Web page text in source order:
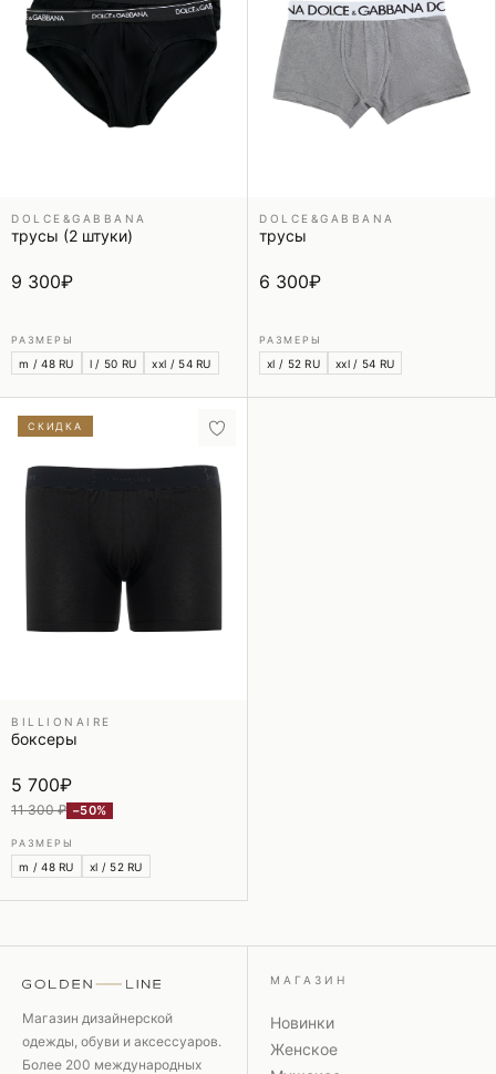
DOLCE&GABBANA
трусы (2 штуки)
9 300₽
РАЗМЕРЫ
m / 48 RU l / 50 RU xxl / 54 RU
DOLCE&GABBANA
трусы
6 300₽
РАЗМЕРЫ
xl / 52 RU xxl / 54 RU
СКИДКА
BILLIONAIRE
боксеры
5 700₽
11 300 ₽ −50%
РАЗМЕРЫ
m / 48 RU xl / 52 RU
Магазин дизайнерской
одежды, обуви и аксессуаров.
Более 200 международных
МАГАЗИН
Новинки
Женское